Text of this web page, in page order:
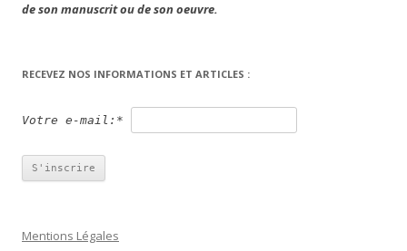
de son manuscrit ou de son oeuvre.
RECEVEZ NOS INFORMATIONS ET ARTICLES :
Votre e-mail:*
Mentions Légales